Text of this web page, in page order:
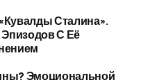
Сталина».
С Её
Эмоциональной